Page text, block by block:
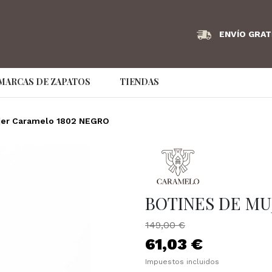
ENVÍO
DE ZAPATOS
Hispanitas
Jaime Mascaró
TIENDAS
Caramelo 1802 NEGRO
BOTINES DE
149,00 €
61,03 €
Impuestos incluidos